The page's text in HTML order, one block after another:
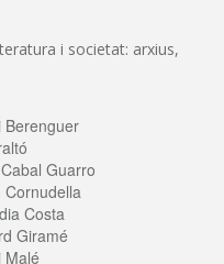
i societat: arxius,
Berenguer
Guarro
Cornudella
Costa
Giramé
Malé